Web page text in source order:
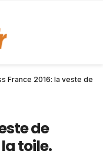
France 2016: la veste de
de
toile.